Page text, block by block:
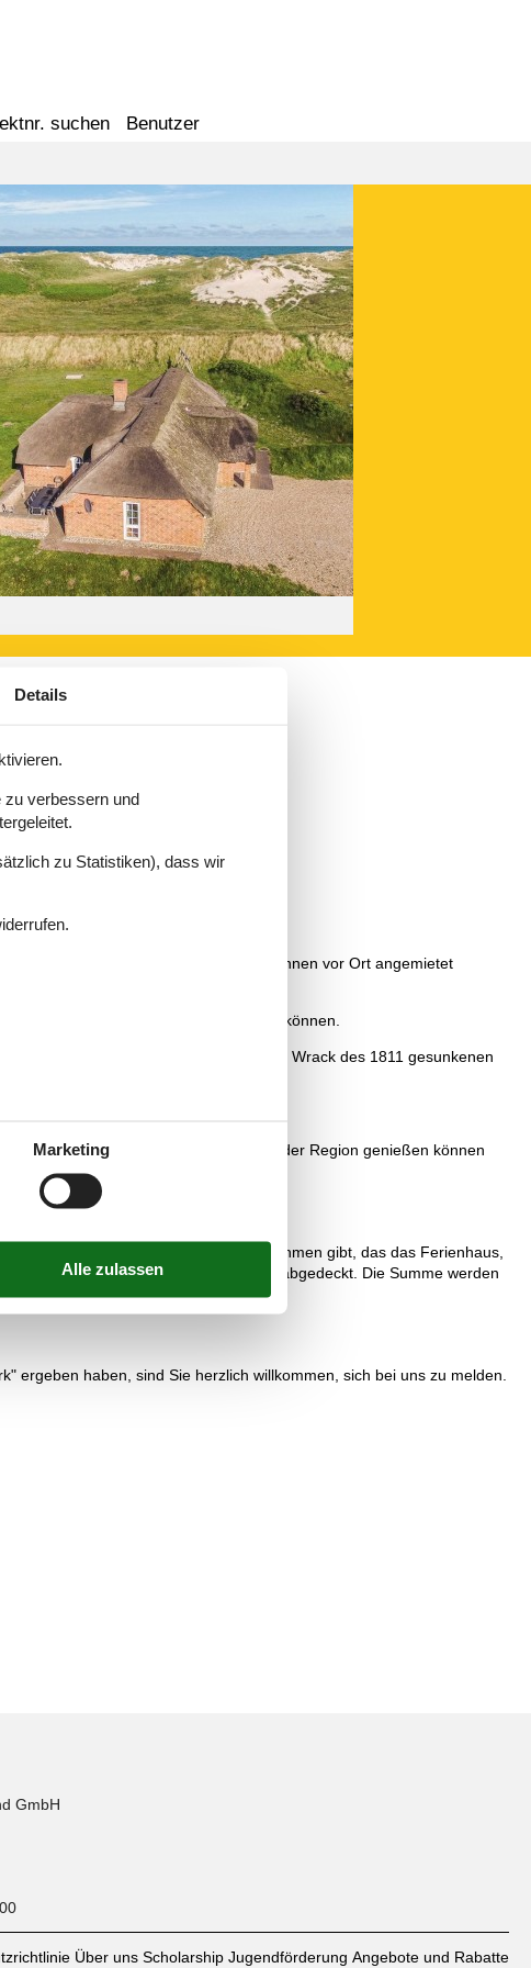
suchen Benutzer
wie Sie Lust haben.
ist eine kleine Segeltour. Boote können vor Ort angemietet
Wanderungen unternehmen können.
stellt Taucherfunde aus, die vom Wrack des 1811 gesunkenen
geboten.
Fahrradtouren die Schönheit der Region genießen können
es kein einziges Vermietungsunternehmen gibt, das das Ferienhaus,
sind von unserer Preisgarantie abgedeckt. Die Summe werden
ergeben haben, sind Sie herzlich willkommen, sich bei uns zu melden.
GmbH
Über uns Scholarship Jugendförderung Angebote und Rabatte
Details
zu verbessern und
zu Statistiken), dass wir
Marketing